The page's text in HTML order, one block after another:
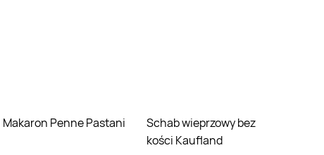
Makaron Penne Pastani
Schab wieprzowy bez
kości Kaufland